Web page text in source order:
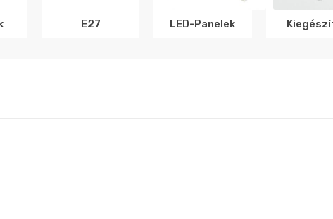
E27 LED-Panelek